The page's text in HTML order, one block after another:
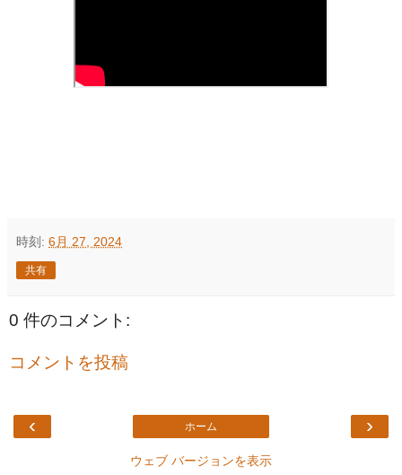
時刻: 6月 27, 2024
共有
0 件のコメント:
コメントを投稿
‹ ›
ホーム
ウェブ バージョンを表示